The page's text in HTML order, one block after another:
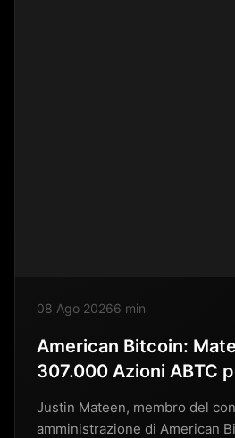
08 Ago 20266 min
American Bitcoin:
307.000 Azioni ABTC
Justin Mateen, membro del
amministrazione di American